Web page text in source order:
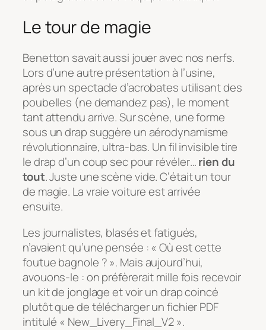
Le tour de magie
Benetton savait aussi jouer avec nos nerfs.
Lors d’une autre présentation à l’usine,
après un spectacle d’acrobates utilisant des
poubelles (ne demandez pas), le moment
tant attendu arrive. Sur scène, une forme
sous un drap suggère un aérodynamisme
révolutionnaire, ultra-bas. Un fil invisible tire
le drap d’un coup sec pour révéler…rien du
tout. Juste une scène vide. C’était un tour
de magie. La vraie voiture est arrivée
ensuite.
Les journalistes, blasés et fatigués,
n’avaient qu’une pensée :« Où est cette
foutue bagnole ? ». Mais aujourd’hui,
avouons-le : on préfèrerait mille fois recevoir
un kit de jonglage et voir un drap coincé
plutôt que de télécharger un fichier PDF
intitulé « New_Livery_Final_V2 ».